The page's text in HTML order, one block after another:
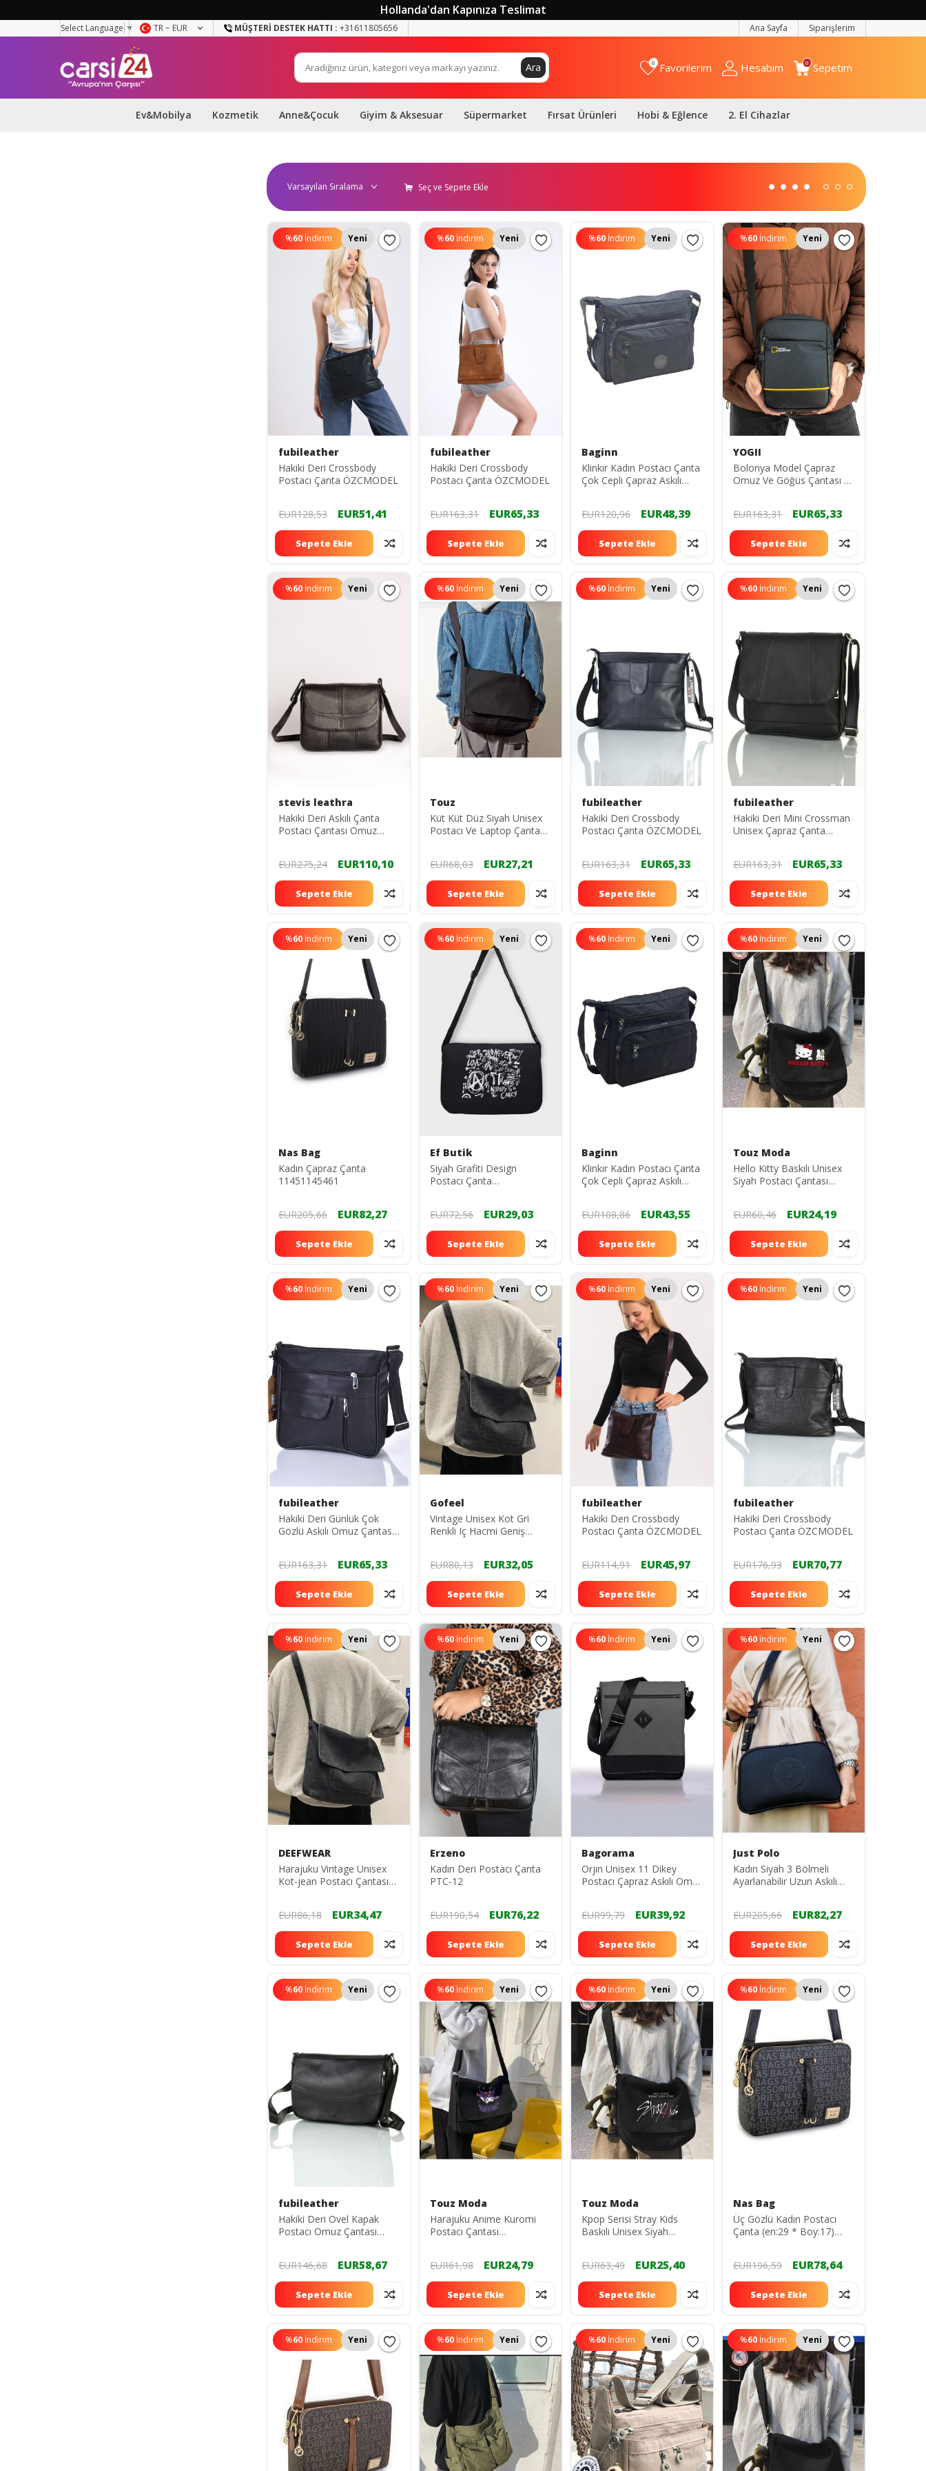
Hollanda'dan Kapınıza Teslimat
Select Language ▼ TR − EUR MÜŞTERI DESTEK HATTI : +31611805656 Ana Sayfa Siparişlerim
Ara 0 Favorilerim Hesabım 0 Sepetim
Ev&Mobilya Kozmetik Anne&Çocuk Giyim & Aksesuar Süpermarket Fırsat Ürünleri Hobi & Eğlence 2. El Cihazlar
Seç ve Sepete Ekle
%60 İndirim Yeni
fubileather
Hakiki Deri Crossbody
Postacı Çanta ÖZCMODEL
EUR128,53 EUR51,41
Sepete Ekle
%60 İndirim Yeni
fubileather
Hakiki Deri Crossbody
Postacı Çanta ÖZCMODEL
EUR163,31 EUR65,33
Sepete Ekle
%60 İndirim Yeni
Baginn
Klinkır Kadın Postacı Çanta
Çok Cepli Çapraz Askılı
EUR120,96 EUR48,39
Sepete Ekle
%60 İndirim Yeni
YOGII
Bolonya Model Çapraz
Omuz Ve Göğüs Çantası A
EUR163,31 EUR65,33
Sepete Ekle
%60 İndirim Yeni
stevis leathra
Hakiki Deri Askılı Çanta
Postacı Çantası Omuz
EUR275,24 EUR110,10
Sepete Ekle
%60 İndirim Yeni
Touz
Küt Küt Düz Siyah Unisex
Postacı Ve Laptop Çantası
EUR68,03
EUR27,21
Sepete Ekle
%60 İndirim Yeni
fubileather
Hakiki Deri Crossbody
Postacı Çanta ÖZCMODEL
EUR163,31 EUR65,33
Sepete Ekle
%60 İndirim Yeni
fubileather
Hakiki Deri Mini Crossman
Unisex Çapraz Çanta
EUR163,31
EUR65,33
Sepete Ekle
%60 İndirim Yeni
Nas Bag
Kadın Çapraz Çanta
11451145461
EUR205,66 EUR82,27
Sepete Ekle
%60 İndirim Yeni
Ef Butik
Siyah Grafiti Design
Postacı Çanta
EUR72,56
EUR29,03
Sepete Ekle
%60 İndirim Yeni
Baginn
Klinkır Kadın Postacı Çanta
Çok Cepli Çapraz Askılı
EUR108,86 EUR43,55
Sepete Ekle
%60 İndirim Yeni
Touz Moda
Hello Kitty Baskılı Unisex
Siyah Postacı Çantası
EUR60,46
EUR24,19
Sepete Ekle
%60 İndirim Yeni
fubileather
Hakiki Deri Günlük Çok
Gözlü Askılı Omuz Çantası
EUR163,31
EUR65,33
Sepete Ekle
%60 İndirim Yeni
Gofeel
Vintage Unisex Kot Gri
Renkli Iç Hacmi Geniş
EUR80,13 EUR32,05
Sepete Ekle
%60 İndirim Yeni
fubileather
Hakiki Deri Crossbody
Postacı Çanta ÖZCMODEL
EUR114,91 EUR45,97
Sepete Ekle
%60 İndirim Yeni
fubileather
Hakiki Deri Crossbody
Postacı Çanta ÖZCMODEL
EUR176,93 EUR70,77
Sepete Ekle
%60 İndirim Yeni
DEEFWEAR
Harajuku Vintage Unisex
Kot-jean Postacı Çantası
EUR86,18
EUR34,47
Sepete Ekle
%60 İndirim Yeni
Erzeno
Kadın Deri Postacı Çanta
PTC-12
EUR190,54 EUR76,22
Sepete Ekle
%60 İndirim Yeni
Bagorama
Orjın Unisex 11 Dikey
Postacı Çapraz Askılı Omuz
EUR99,79
EUR39,92
Sepete Ekle
%60 İndirim Yeni
Just Polo
Kadın Siyah 3 Bölmeli
Ayarlanabilir Uzun Askılı
tm4003kombin
EUR205,66 EUR82,27
Sepete Ekle
%60 İndirim Yeni
fubileather
Hakiki Deri Ovel Kapak
Postacı Omuz Çantası
EUR146,68
EUR58,67
Sepete Ekle
%60 İndirim Yeni
Touz Moda
Harajuku Anime Kuromi
Postacı Çantası
EUR61,98
EUR24,79
Sepete Ekle
%60 İndirim Yeni
Touz Moda
Kpop Serisi Stray Kids
Baskılı Unisex Siyah
EUR63,49 EUR25,40
Sepete Ekle
%60 İndirim Yeni
Nas Bag
Üç Gözlü Kadın Postacı
Çanta (en:29 * Boy:17)
EUR196,59
EUR78,64
Sepete Ekle
%60 İndirim Yeni %60 İndirim Yeni %60 İndirim Yeni %60 İndirim Yeni